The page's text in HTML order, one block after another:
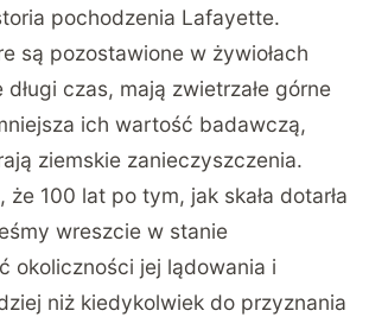
pochodzenia Lafayette.
są pozostawione w żywiołach
czas, mają zwietrzałe górne
ich wartość badawczą,
ziemskie zanieczyszczenia.
że 100 lat po tym, jak skała dotarła
wreszcie w stanie
okoliczności jej lądowania i
niż kiedykolwiek do przyznania